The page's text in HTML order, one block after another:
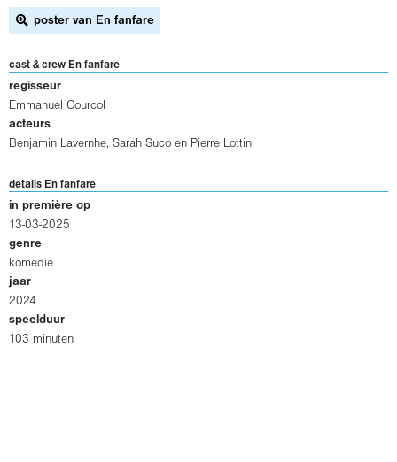
poster van En fanfare
cast & crew En fanfare
regisseur
Emmanuel Courcol
acteurs
Benjamin Lavernhe, Sarah Suco en Pierre Lottin
details En fanfare
in première op
13-03-2025
genre
komedie
jaar
2024
speelduur
103 minuten